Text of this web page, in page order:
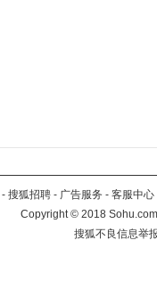
- 搜狐招聘 - 广告服务 - 客服中心
Copyright©2018
搜狐不良信息举